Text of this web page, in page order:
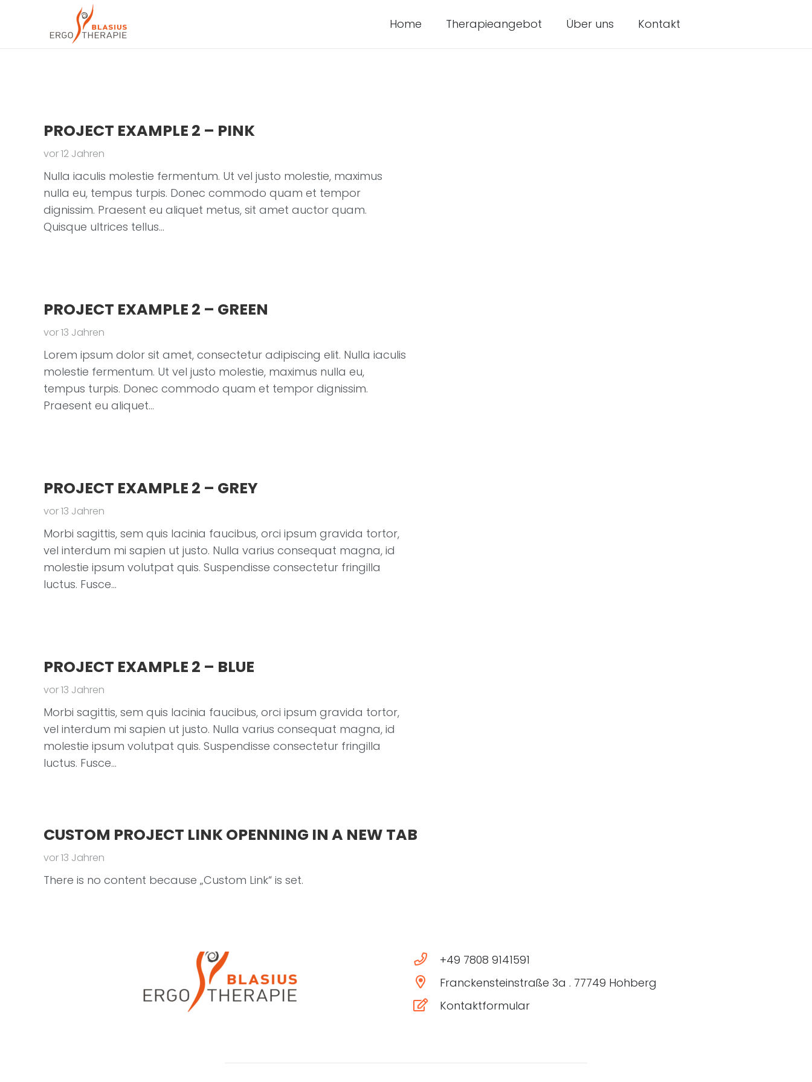
Home Therapieangebot Über uns Kontakt
PROJECT EXAMPLE 2 – PINK
vor 12 Jahren
Nulla iaculis molestie fermentum. Ut vel justo molestie, maximus
nulla eu, tempus turpis. Donec commodo quam et tempor
dignissim. Praesent eu aliquet metus, sit amet auctor quam.
Quisque ultrices tellus…
PROJECT EXAMPLE 2 – GREEN
vor 13 Jahren
Lorem ipsum dolor sit amet, consectetur adipiscing elit. Nulla iaculis
molestie fermentum. Ut vel justo molestie, maximus nulla eu,
tempus turpis. Donec commodo quam et tempor dignissim.
Praesent eu aliquet…
PROJECT EXAMPLE 2 – GREY
vor 13 Jahren
Morbi sagittis, sem quis lacinia faucibus, orci ipsum gravida tortor,
vel interdum mi sapien ut justo. Nulla varius consequat magna, id
molestie ipsum volutpat quis. Suspendisse consectetur fringilla
luctus. Fusce…
PROJECT EXAMPLE 2 – BLUE
vor 13 Jahren
Morbi sagittis, sem quis lacinia faucibus, orci ipsum gravida tortor,
vel interdum mi sapien ut justo. Nulla varius consequat magna, id
molestie ipsum volutpat quis. Suspendisse consectetur fringilla
luctus. Fusce…
CUSTOM PROJECT LINK OPENNING IN A NEW TAB
vor 13 Jahren
There is no content because „Custom Link“ is set.
+49 7808 9141591
Franckensteinstraße 3a . 77749 Hohberg
Kontaktformular